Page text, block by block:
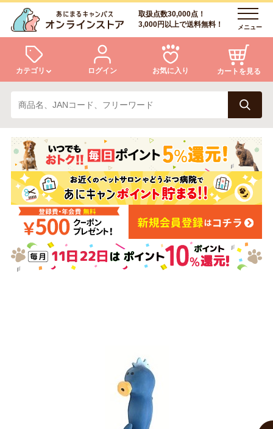
取扱点数30,000点！
3,000円以上で送料無料！
メニュー
カテゴリ
犬 猫
小動物・鳥 アクア・爬虫類・昆虫
ドッグフード キャットフード
美容・ケア用品 服・おさんぽ用品
ログイン お気に入り カートを見る
ログイン
会員登録
あにまるキャンパスについて
アフターサービス
商品リクエスト